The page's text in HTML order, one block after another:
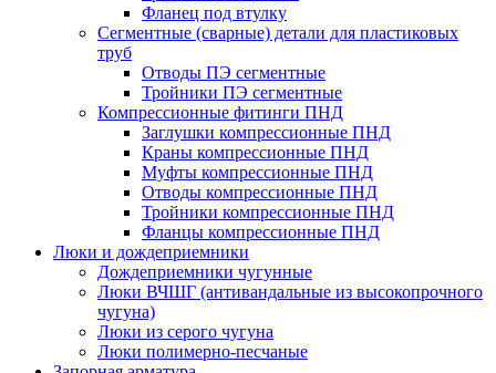
Фланец под втулку
Сегментные (сварные) детали для пластиковых
труб
Отводы ПЭ сегментные
Тройники ПЭ сегментные
Компрессионные фитинги ПНД
Заглушки компрессионные ПНД
Краны компрессионные ПНД
Муфты компрессионные ПНД
Отводы компрессионные ПНД
Тройники компрессионные ПНД
Фланцы компрессионные ПНД
Люки и дождеприемники
Дождеприемники чугунные
Люки ВЧШГ (антивандальные из высокопрочного
чугуна)
Люки из серого чугуна
Люки полимерно-песчаные